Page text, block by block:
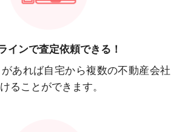
インで査定依頼できる！
あれば自宅から複数の不動産会社
ることができます。